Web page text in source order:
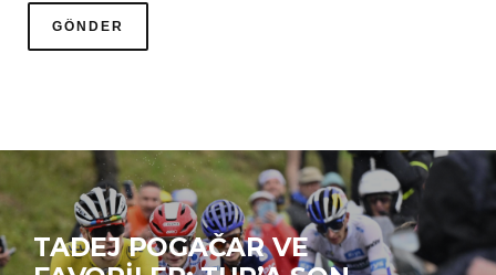
TADEJ POGAČAR VE